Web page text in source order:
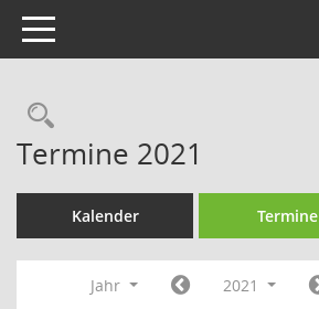
Toggle navigation
Rechercheauswahl
Termine 2021
Kalender Termine
Jahr 2021